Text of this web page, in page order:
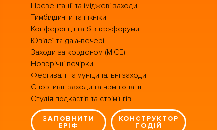
Презентації та іміджеві заходи
Тимбілдинги та пікніки
Конференції та бізнес-форуми
Ювілеї та gala-вечері
Заходи за кордоном (MICE)
Новорічні вечірки
Фестивалі та муніципальні заходи
Спортивні заходи та чемпіонати
Студія подкастів та стрімінгів
ЗАПОВНИТИ
БРІФ
КОНСТРУКТОР
ПОДІЙ